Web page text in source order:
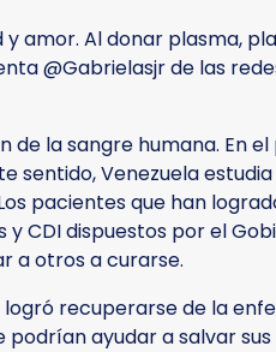
amor. Al donar plasma,
@Gabrielasjr de las
de la sangre humana. En
sentido, Venezuela
pacientes que han
CDI dispuestos por el
a otros a curarse.
recuperarse de la
ayudar a salvar sus